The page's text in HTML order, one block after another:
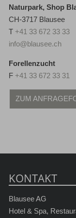
Naturpark, Shop
CH-3717 Blausee
T +41 33 672 33 33
info@blausee.ch
Forellenzucht
F +41 33 672 33 31
ZUM
KONTAKT
Blausee AG
Hotel & Spa,